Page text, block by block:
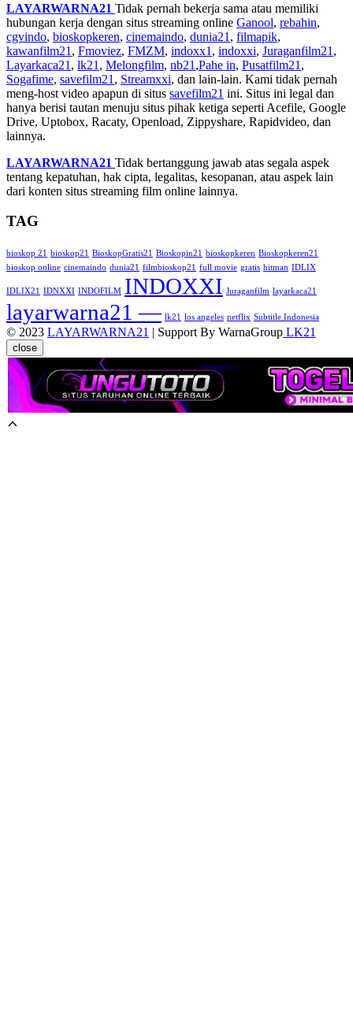
LAYARWARNA21 Tidak pernah bekerja sama atau memiliki
hubungan kerja dengan situs streaming online Ganool, rebahin,
cgvindo, bioskopkeren, cinemaindo, dunia21 , filmapik,
kawanfilm21 , Fmoviez, FMZM, indoxx1 , indoxxi, Juraganfilm21 ,
Layarkaca21 , lk21 , Melongfilm, nb21 ,Pahe in, Pusatfilm21 ,
Sogafime, savefilm21 , Streamxxi, dan lain-lain. Kami tidak pernah
meng-host video apapun di situs savefilm21 ini. Situs ini legal dan
hanya berisi tautan menuju situs pihak ketiga seperti Acefile, Google
Drive, Uptobox, Racaty, Openload, Zippyshare, Rapidvideo, dan
lainnya.
LAYARWARNA21 Tidak bertanggung jawab atas segala aspek
tentang kepatuhan, hak cipta, legalitas, kesopanan, atau aspek lain
dari konten situs streaming film online lainnya.
TAG
bioskop 21 bioskop21 BioskopGratis21 Bioskopin21 bioskopkeren Bioskopkeren21
bioskop online cinemaindo dunia21 filmbioskop21 full movie gratis hitman IDLIX
IDLIX21 IDNXXI INDOFILM INDOXXI Juraganfilm layarkaca21
layarwarna21 — lk21 los angeles netflix Subtitle Indonesia
© 2023 LAYARWARNA21 | Support By WarnaGroup LK21
close